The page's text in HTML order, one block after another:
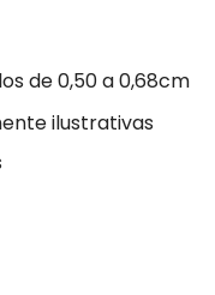
de 0,50 a 0,68cm
ilustrativas